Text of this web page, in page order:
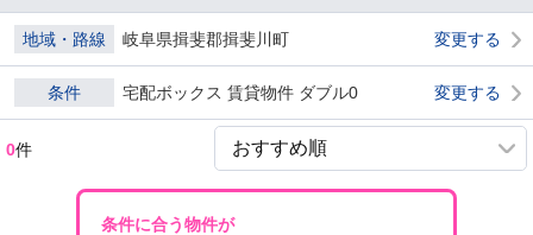
地域・路線 岐阜県揖斐郡揖斐川町 変更する
条件 宅配ボックス 賃貸物件 ダブル0 変更する
0件
条件に合う物件が